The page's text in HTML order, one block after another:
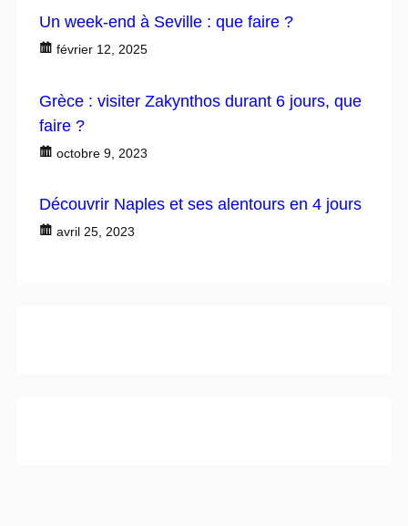
Un week-end à Seville : que faire ?
février 12, 2025
Grèce : visiter Zakynthos durant 6 jours, que
faire ?
octobre 9, 2023
Découvrir Naples et ses alentours en 4 jours
avril 25, 2023